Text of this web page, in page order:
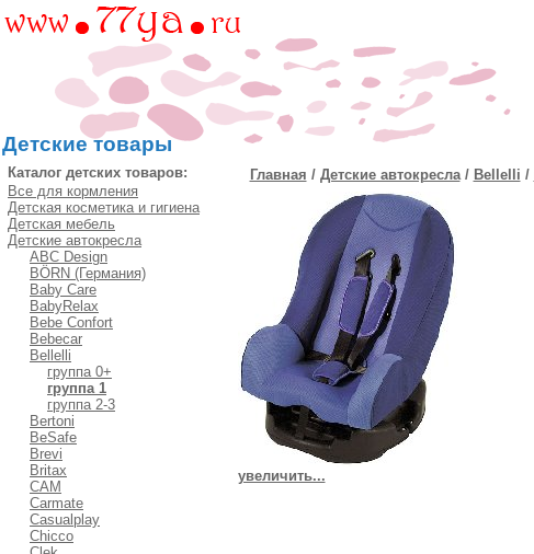
Детские товары
Каталог детских товаров:
Все для кормления
Детская косметика и гигиена
Детская мебель
Детские автокресла
ABC Design
BÖRN (Германия)
Baby Care
BabyRelax
Bebe Confort
Bebecar
Bellelli
группа 0+
группа 1
группа 2-3
Bertoni
BeSafe
Brevi
Britax
CAM
Carmate
Casualplay
Chicco
Главная / Детские автокресла/ Bellelli /
увеличить...